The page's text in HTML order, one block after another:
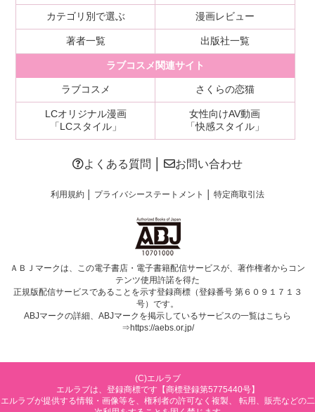
カテゴリ別で選ぶ 漫画レビュー
著者一覧 出版社一覧
ラブコスメ関連サイト
ラブコスメ さくらの恋猫
LCオリジナル漫画
「LCスタイル」
女性向けAV動画
「快感スタイル」
よくある質問 お問い合わせ
利用規約│ プライバシーステートメント 特定商取引法
ＡＢＪマークは、この電子書店・電子書籍配信サービスが、著作権者からコン
テンツ使用許諾を得た
正規版配信サービスであることを示す登録商標（登録番号 第６０９１７１３
号）です。
ABJマークの詳細、ABJマークを掲示しているサービスの一覧はこちら
⇒https://aebs.or.jp/
(C)エルラブ
エルラブは、登録商標です【商標登録第5775440号】
エルラブが提供する情報・画像等を、権利者の許可なく複製、 転用、販売などの二